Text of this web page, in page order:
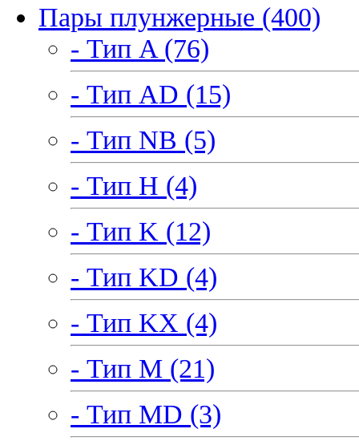
Пары плунжерные (400)
- Тип A (76)
- Тип AD (15)
- Тип NB (5)
- Тип H (4)
- Тип K (12)
- Тип KD (4)
- Тип KX (4)
- Тип M (21)
- Тип MD (3)